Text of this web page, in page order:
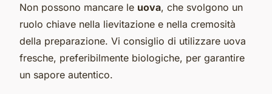
Non possono mancare le uova, che svolgono un
ruolo chiave nella lievitazione e nella cremosità
della preparazione. Vi consiglio di utilizzare uova
fresche, preferibilmente biologiche, per garantire
un sapore autentico.